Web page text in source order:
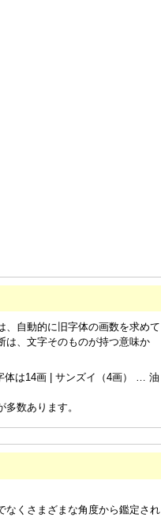
、自動的に旧字体の画数を求めて
は、文字そのものが持つ意味か
体は14画 | サンズイ（4画） … 油
数あります。
なくさまざまな角度から鑑定され